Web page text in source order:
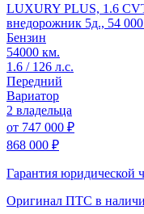
LUXURY PLUS, 1.6
внедорожник 5д., 54
Бензин
54000 км.
1.6 / 126 л.с.
Передний
Вариатор
2 владельца
от 747 000 ₽
868 000 ₽
Гарантия юридической
Оригинал ПТС в